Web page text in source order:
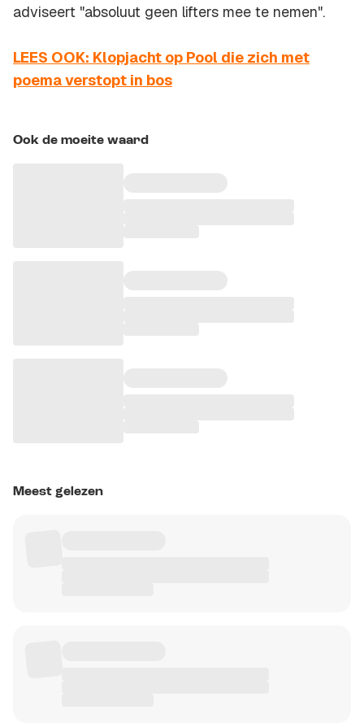
adviseert "absoluut geen lifters mee te nemen".
LEES OOK: Klopjacht op Pool die zich met
poema verstopt in bos
Ook de moeite waard
Meest gelezen